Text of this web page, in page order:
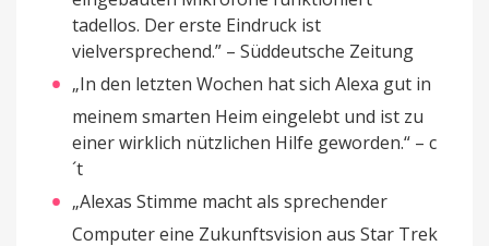
tadellos. Der erste Eindruck ist
vielversprechend.” – Süddeutsche Zeitung
„In den letzten Wochen hat sich Alexa gut in
meinem smarten Heim eingelebt und ist zu
einer wirklich nützlichen Hilfe geworden.“ – c
´t
„Alexas Stimme macht als sprechender
Computer eine Zukunftsvision aus Star Trek